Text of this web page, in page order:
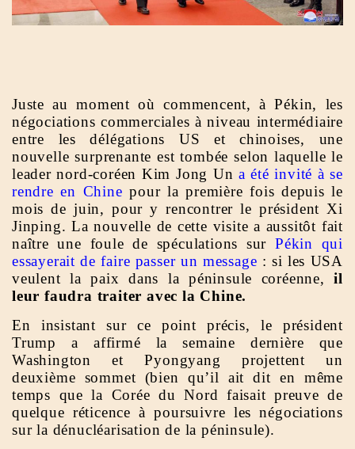
Juste au moment où commencent, à Pékin, les
négociations commerciales à niveau intermédiaire
entre les délégations US et chinoises, une
nouvelle surprenante est tombée selon laquelle le
leader nord-coréen Kim Jong Una été invité à se
rendre en Chine pour la première fois depuis le
mois de juin, pour y rencontrer le président Xi
Jinping. La nouvelle de cette visite a aussitôt fait
naître une foule de spéculations sur Pékin qui
essayerait de faire passer un message : si les USA
veulent la paix dans la péninsule coréenne,il
leur faudra traiter avec la Chine.
En insistant sur ce point précis, le président
Trump a affirmé la semaine dernière que
Washington et Pyongyang projettent un
deuxième sommet (bien qu’il ait dit en même
temps que la Corée du Nord faisait preuve de
quelque réticence à poursuivre les négociations
sur la dénucléarisation de la péninsule).